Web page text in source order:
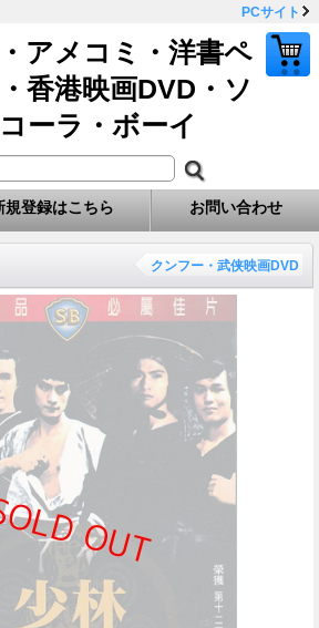
PCサイト
アメコミ・洋書ペ
香港映画DVD・ソ
ーラ・ボーイ
規登録はこちら お問い合わせ
クンフー・武侠映画DVD